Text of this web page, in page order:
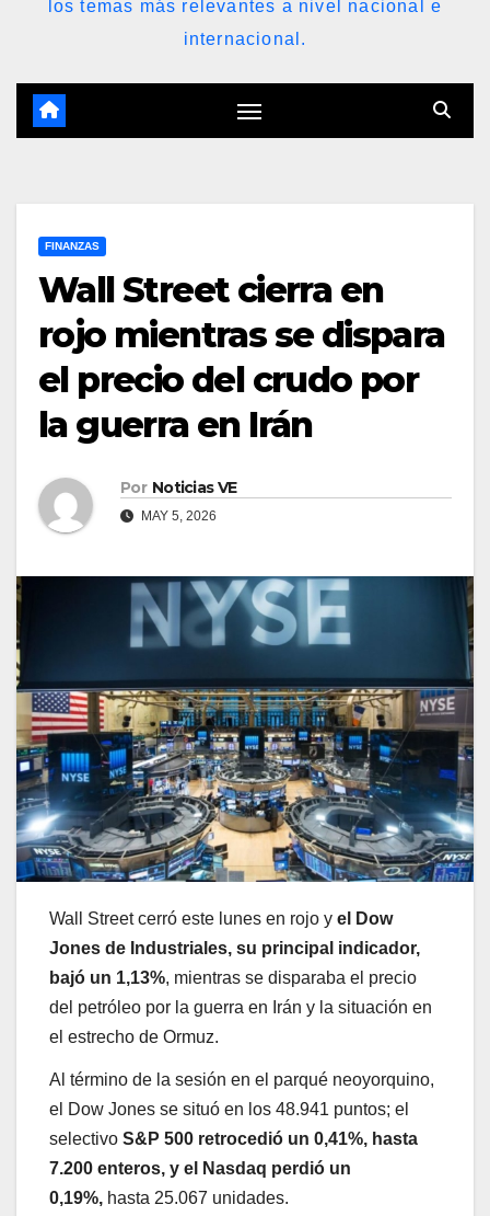
los temas más relevantes a nivel nacional e
internacional.
FINANZAS
Wall Street cierra en
rojo mientras se dispara
el precio del crudo por
la guerra en Irán
Por Noticias VE
MAY 5, 2026
Wall Street cerró este lunes en rojo y el Dow
Jones de Industriales, su principal indicador,
bajó un 1,13%, mientras se disparaba el precio
del petróleo por la guerra en Irán y la situación en
el estrecho de Ormuz.
Al término de la sesión en el parqué neoyorquino,
el Dow Jones se situó en los 48.941 puntos; el
selectivo S&P 500 retrocedió un 0,41%, hasta
7.200 enteros, y el Nasdaq perdió un
0,19%, hasta 25.067 unidades.